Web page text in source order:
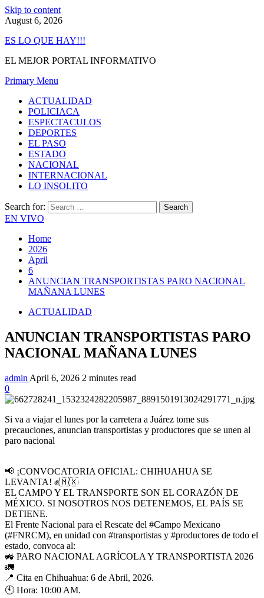
Skip to content
August 6, 2026
ES LO QUE HAY!!!
EL MEJOR PORTAL INFORMATIVO
Primary Menu
ACTUALIDAD
POLICIACA
ESPECTACULOS
DEPORTES
EL PASO
ESTADO
NACIONAL
INTERNACIONAL
LO INSOLITO
Search for:
EN VIVO
Home
2026
April
6
ANUNCIAN TRANSPORTISTAS PARO NACIONAL
MAÑANA LUNES
ACTUALIDAD
ANUNCIAN TRANSPORTISTAS PARO
NACIONAL MAÑANA LUNES
admin April 6, 2026 2 minutes read
0
Si va a viajar el lunes por la carretera a Juárez tome sus
precauciones, anuncian transportistas y productores que se unen al
paro nacional
📢 ¡CONVOCATORIA OFICIAL: CHIHUAHUA SE
LEVANTA! ✊🇲🇽
EL CAMPO Y EL TRANSPORTE SON EL CORAZÓN DE
MÉXICO. SI NOSOTROS NOS DETENEMOS, EL PAÍS SE
DETIENE.
El Frente Nacional para el Rescate del #Campo Mexicano
(#FNRCM), en unidad con #transportistas y #productores de todo el
estado, convoca al:
🚜 PARO NACIONAL AGRÍCOLA Y TRANSPORTISTA 2026
🚛
📍 Cita en Chihuahua: 6 de Abril, 2026.
🕙 Hora: 10:00 AM.